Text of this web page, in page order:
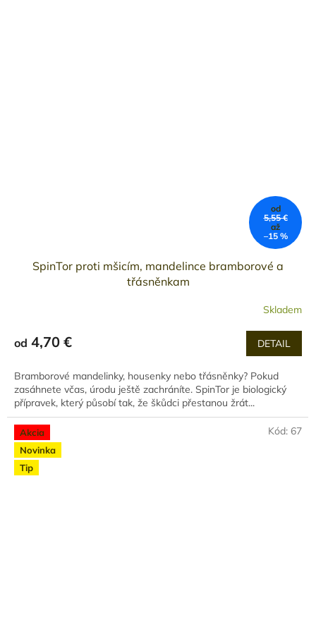
od
5,55 €
až
–15 %
SpinTor proti mšicím, mandelince bramborové a
třásněnkam
Skladem
od 4,70 € DETAIL
Bramborové mandelinky, housenky nebo třásněnky? Pokud
zasáhnete včas, úrodu ještě zachráníte. SpinTor je biologický
přípravek, který působí tak, že škůdci přestanou žrát...
Akcia
Novinka
Tip
Kód: 67